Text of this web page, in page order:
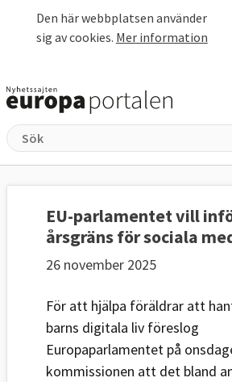
Den här webbplatsen använder
sig av cookies. Mer information
EU-parlamentet vill
årsgräns för sociala
26 november 2025
För att hjälpa föräldrar att
barns digitala liv föreslog
Europaparlamentet på
kommissionen att det bland